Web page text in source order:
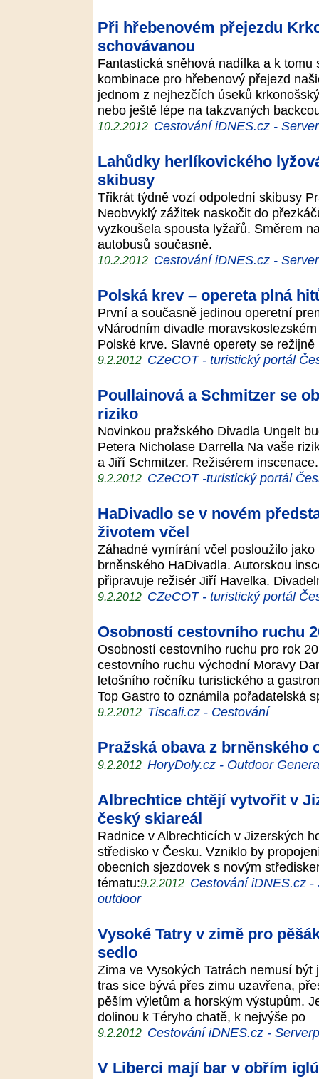
Při hřebenovém přejezdu
schovávanou
Fantastická sněhová nadílka a k
kombinace pro hřebenový přejezd
jednom z nejhezčích úseků
nebo ještě lépe na takzvaných
10.2.2012 Cestování iDNES.cz -
Lahůdky herlíkovického
skibusy
Třikrát týdně vozí odpolední skibusy
Neobvyklý zážitek naskočit do
vyzkoušela spousta lyžařů. Směrem
autobusů současně.
10.2.2012 Cestování iDNES.cz -
Polská krev – opereta plná
První a současně jedinou operetní
vNárodním divadle
Polské krve. Slavné operety se
9.2.2012 CZeCOT - turistický portál
Poullainová a Schmitzer se
riziko
Novinkou pražského Divadla Ungelt
Petera Nicholase Darrella Na vaše
a Jiří Schmitzer. Režisérem
9.2.2012 CZeCOT -turistický portál
HaDivadlo se v novém
životem včel
Záhadné vymírání včel posloužilo
brněnského HaDivadla. Autorskou
připravuje režisér Jiří Havelka.
9.2.2012 CZeCOT - turistický portál
Osobností cestovního ruchu
Osobností cestovního ruchu pro rok
cestovního ruchu východní Moravy
letošního ročníku turistického a
Top Gastro to oznámila pořadatelská
9.2.2012 Tiscali.cz - Cestování
Pražská obava z brněnského
9.2.2012 HoryDoly.cz - Outdoor
Albrechtice chtějí vytvořit v
český skiareál
Radnice v Albrechticích v Jizerských
středisko v Česku. Vzniklo by
obecních sjezdovek s novým
tématu:9.2.2012 Cestování iDNES.cz
outdoor
Vysoké Tatry v zimě pro
sedlo
Zima ve Vysokých Tatrách nemusí
tras sice bývá přes zimu uzavřena,
pěším výletům a horským výstupům.
dolinou k Téryho chatě, k nejvýše po
9.2.2012 Cestování iDNES.cz -
V Liberci mají bar v obřím iglú